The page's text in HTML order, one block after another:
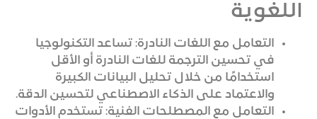
اللغوية
التعامل مع اللغات النادرة: تساعد التكنولوجيا
في تحسين الترجمة للغات النادرة أو الأقل
استخدامًا من خلال تحليل البيانات الكبيرة
والاعتماد على الذكاء الاصطناعي لتحسين الدقة.
التعامل مع المصطلحات الفنية: تستخدم الأدوات